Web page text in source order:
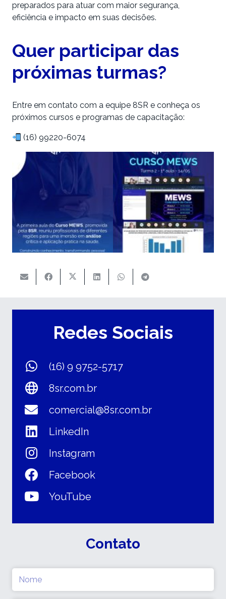
preparados para atuar com maior segurança,
eficiência e impacto em suas decisões.
Quer participar das
próximas turmas?
Entre em contato com a equipe 8SR e conheça os
próximos cursos e programas de capacitação:
(16) 99220-6074
Redes Sociais
(16) 9 9752-5717
8sr.com.br
comercial@8sr.com.br
LinkedIn
Instagram
Facebook
YouTube
Contato